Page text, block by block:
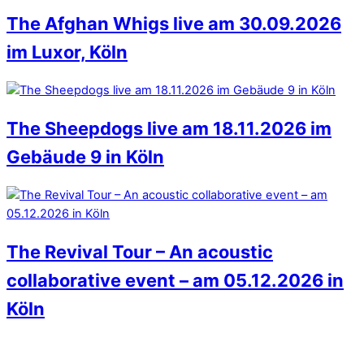
The Afghan Whigs live am 30.09.2026
im Luxor, Köln
The Sheepdogs live am 18.11.2026 im
Gebäude 9 in Köln
The Revival Tour – An acoustic
collaborative event – am 05.12.2026 in
Köln